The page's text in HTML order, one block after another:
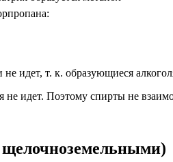
идет, т. к. образующиеся
не идет. Поэтому спирты не